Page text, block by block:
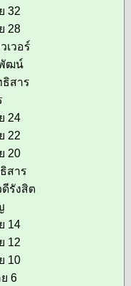
32
28
เวอร์
พัฒน์
สาร
24
22
20
สาร
รังสิต
14
12
10
6